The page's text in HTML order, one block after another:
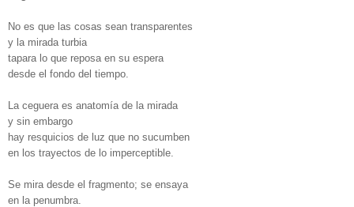
No es que las cosas sean transparentes
y la mirada turbia
tapara lo que reposa en su espera
desde el fondo del tiempo.
La ceguera es anatomía de la mirada
y sin embargo
hay resquicios de luz que no sucumben
en los trayectos de lo imperceptible.
Se mira desde el fragmento; se ensaya
en la penumbra.